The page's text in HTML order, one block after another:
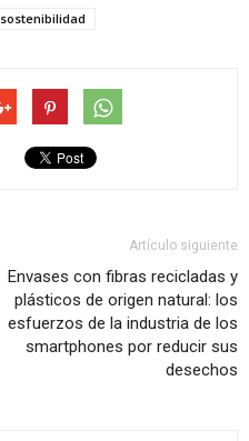
sostenibilidad
Artículo siguiente
Envases con fibras recicladas y
plásticos de origen natural: los
esfuerzos de la industria de los
smartphones por reducir sus
desechos